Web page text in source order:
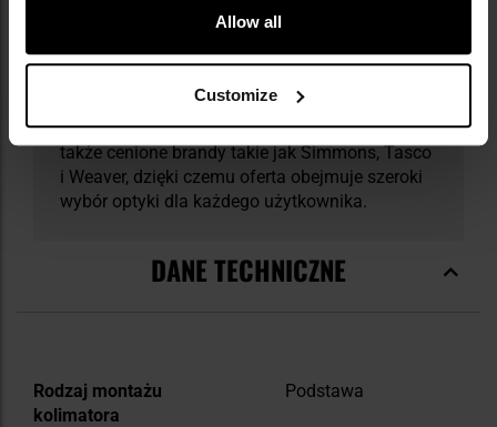
Allow all
Customize
uznanie myśliwych, strzelców, turystów oraz
miłośników przyrody. Produkty Bushnell
funkcjonalność, co potwierdza ich wysoką
jakość i trwałość. W portfolio firmy znajdują się
także cenione brandy takie jak Simmons, Tasco
i Weaver, dzięki czemu oferta obejmuje szeroki
wybór optyki dla każdego użytkownika.
DANE TECHNICZNE
Więcej
informacji
Rodzaj montażu
kolimatora
Podstawa